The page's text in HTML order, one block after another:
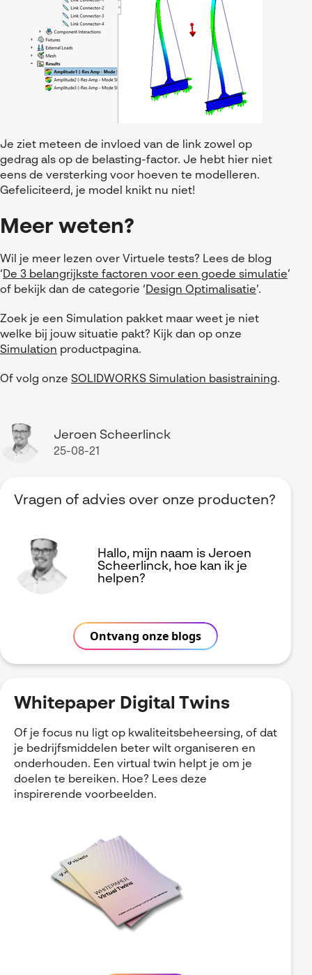
Je ziet meteen de invloed van de link zowel op
gedrag als op de belasting-factor. Je hebt hier niet
eens de versterking voor hoeven te modelleren.
Gefeliciteerd, je model knikt nu niet!
Meer weten?
Wil je meer lezen over Virtuele tests? Lees de blog
‘De 3 belangrijkste factoren voor een goede simulatie’
of bekijk dan de categorie ‘Design Optimalisatie’.
Zoek je een Simulation pakket maar weet je niet
welke bij jouw situatie pakt? Kijk dan op onze
Simulation productpagina.
Of volg onze SOLIDWORKS Simulation basistraining.
Jeroen Scheerlinck
25-08-21
Vragen of advies over onze producten?
Hallo, mijn naam is Jeroen
Scheerlinck, hoe kan ik je
helpen?
Ontvang onze blogs
Whitepaper Digital Twins
Of je focus nu ligt op kwaliteitsbeheersing, of dat
je bedrijfsmiddelen beter wilt organiseren en
onderhouden. Een virtual twin helpt je om je
doelen te bereiken. Hoe? Lees deze
inspirerende voorbeelden.